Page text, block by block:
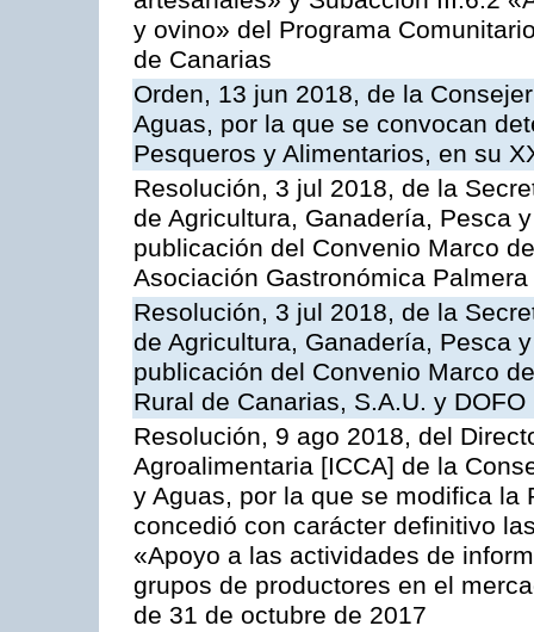
y ovino» del Programa
de Canarias
Orden, 13 jun 2018, de la
Aguas, por la que se convocan
Pesqueros y Alimentarios, en su
Resolución, 3 jul 2018, de la
de Agricultura, Ganadería, Pesca
publicación del Convenio Marco
Asociación Gastronómica
Resolución, 3 jul 2018, de la
de Agricultura, Ganadería, Pesca
publicación del Convenio Marco
Rural de Canarias, S.A.U. y
Resolución, 9 ago 2018, del
Agroalimentaria [ICCA] de la
y Aguas, por la que se modifica
concedió con carácter definitivo
«Apoyo a las actividades de
grupos de productores en el
de 31 de octubre de 2017